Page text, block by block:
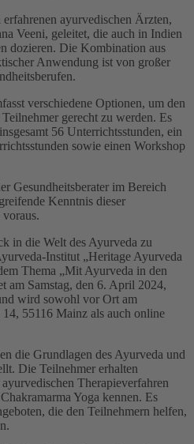
ayurvedischen Ärzten,
Veeni, geleitet, die auch in Indien
dozieren. Die Kombination aus
Anwendung ist von großer
verschiedene Optionen, um den
gerecht zu werden. Es
56 Unterrichtsstunden, ein
sowie einen Workshop
Gesundheitsberater im Bereich
Kenntnis dieser
in die Welt des Ayurveda zu
Institut „Heritage Ayurveda
Thema „Mit Ayurveda in den
am Samstag, den 6. April 2024,
wird sowohl vor Ort am
55116 Mainz als auch online
die Grundlagen des Ayurveda und
Die Teilnehmer erhalten
Therapieverfahren
Yoga kennen. Es
die den Teilnehmern helfen,